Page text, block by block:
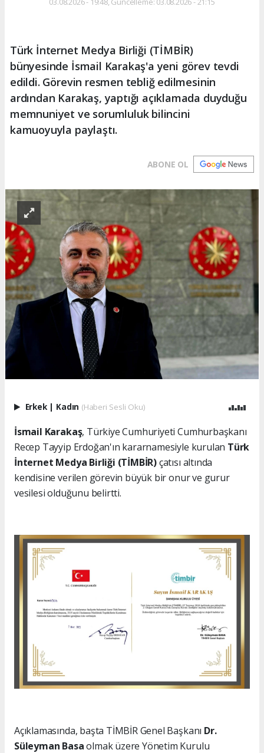
Türk İnternet Medya Birliği (TİMBİR)
bünyesinde İsmail Karakaş'a yeni görev tevdi
edildi. Görevin resmen tebliğ edilmesinin
ardından Karakaş, yaptığı açıklamada duyduğu
memnuniyet ve sorumluluk bilincini
kamuoyuyla paylaştı.
ABONE OL
Erkek | Kadın (Haberi Sesli Oku)
İsmail Karakaş, Türkiye Cumhuriyeti Cumhurbaşkanı
Recep Tayyip Erdoğan'ın kararnamesiyle kurulan Türk
İnternet Medya Birliği (TİMBİR)çatısı altında
kendisine verilen görevin büyük bir onur ve gurur
vesilesi olduğunu belirtti.
Açıklamasında, başta TİMBİR Genel Başkanı Dr.
Süleyman Basaolmak üzere Yönetim Kurulu